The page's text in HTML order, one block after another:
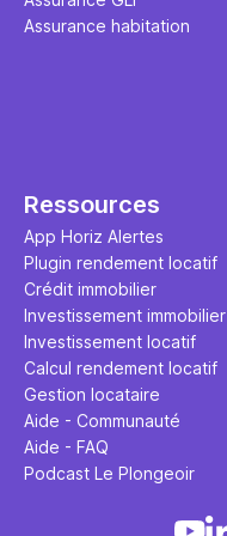
Assurance habitation
Ressources
App Horiz Alertes
Plugin rendement locatif
Crédit immobilier
Investissement immobilier
Investissement locatif
Calcul rendement locatif
Gestion locataire
Aide - Communauté
Aide - FAQ
Podcast Le Plongeoir